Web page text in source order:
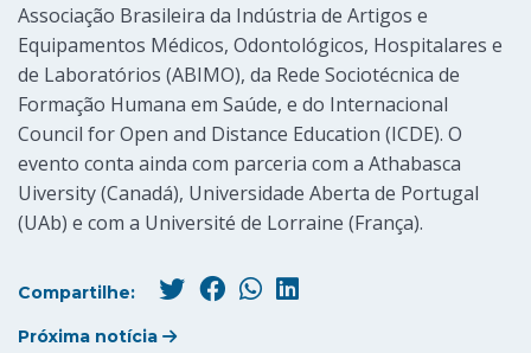
Associação Brasileira da Indústria de Artigos e
Equipamentos Médicos, Odontológicos, Hospitalares e
de Laboratórios (ABIMO), da Rede Sociotécnica de
Formação Humana em Saúde, e do Internacional
Council for Open and Distance Education (ICDE). O
evento conta ainda com parceria com a Athabasca
Uiversity (Canadá), Universidade Aberta de Portugal
(UAb) e com a Université de Lorraine (França).
Compartilhe:
Próxima notícia